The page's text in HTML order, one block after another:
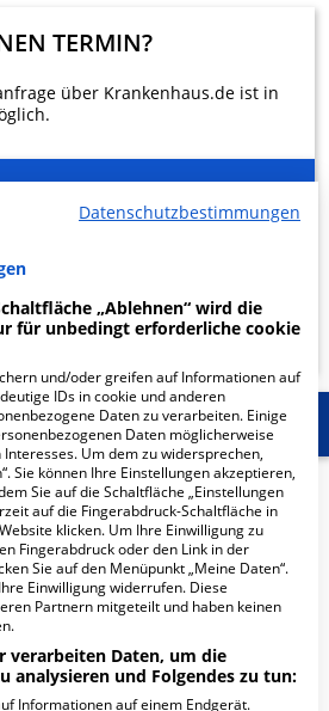
TERMIN?
über Krankenhaus.de ist in
und Kontakt
FINDEN
Bilder
Schleswig-Holstein(UKSH)
inKielund Lübeck ist eine der
und verfügt über das
modernen Medizin.
Datenschutzbestimmungen
„Ablehnen“ wird die
für unbedingt erforderliche cookie
und/oder greifen auf Informationen auf
IDs in cookie und anderen
Daten zu verarbeiten. Einige
Daten möglicherweise
Um dem zu widersprechen,
Sie können Ihre Einstellungen akzeptieren,
Sie auf die Schaltfläche „Einstellungen
auf die Fingerabdruck-Schaltfläche in
klicken. Um Ihre Einwilligung zu
Fingerabdruck oder den Link in der
Sie auf den Menüpunkt „Meine Daten“.
Einwilligung widerrufen. Diese
Partnern mitgeteilt und haben keinen
verarbeiten Daten, um die
analysieren und Folgendes zu tun:
Informationen auf einem Endgerät.